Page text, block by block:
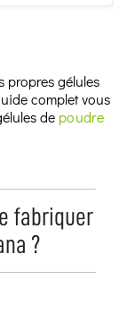
propres gélules
complet vous
de poudre
fabriquer
?